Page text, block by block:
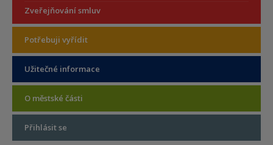
Zveřejňování smluv
Potřebuji vyřídit
Užitečné informace
O městské části
Přihlásit se